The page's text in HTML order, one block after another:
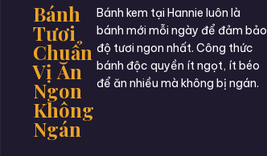
Bánh
Tươi
Chuẩn
Vị Ăn
Ngon
Không
Ngán
Bánh kem tại Hannie luôn là
bánh mới mỗi ngày để đảm bảo
độ tươi ngon nhất. Công thức
bánh độc quyền ít ngọt, ít béo
để ăn nhiều mà không bị ngán.